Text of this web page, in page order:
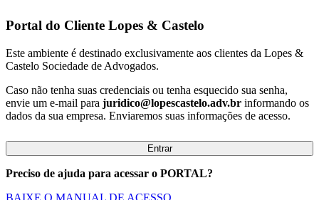
Portal do Cliente Lopes & Castelo
Este ambiente é destinado exclusivamente aos clientes da Lopes &
Castelo Sociedade de Advogados.
Caso não tenha suas credenciais ou tenha esquecido sua senha,
envie um e-mail para juridico@lopescastelo.adv.br informando os
dados da sua empresa. Enviaremos suas informações de acesso.
Entrar
Preciso de ajuda para acessar o PORTAL?
BAIXE O MANUAL DE ACESSO